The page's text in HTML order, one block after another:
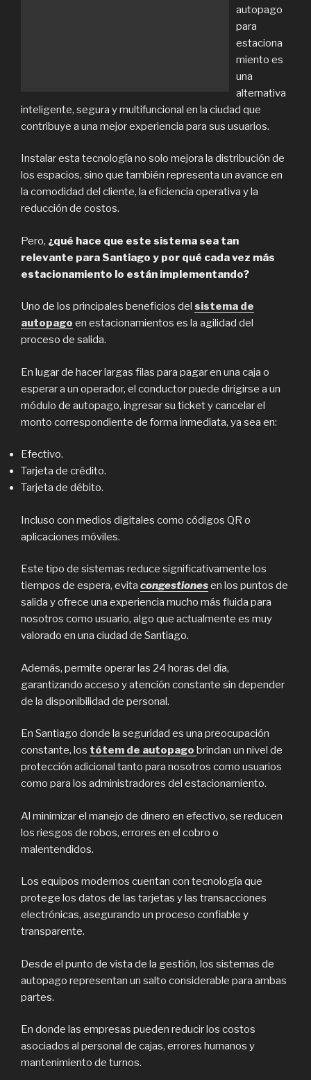
autopago
para
estaciona
miento es
una
alternativa
inteligente, segura y multifuncional en la ciudad que
contribuye a una mejor experiencia para sus usuarios.
Instalar esta tecnología no solo mejora la distribución de
los espacios, sino que también representa un avance en
la comodidad del cliente, la eficiencia operativa y la
reducción de costos.
Pero, ¿qué hace que este sistema sea tan
relevante para Santiago y por qué cada vez más
estacionamiento lo están implementando?
Uno de los principales beneficios del sistema de
autopago en estacionamientos es la agilidad del
proceso de salida.
En lugar de hacer largas filas para pagar en una caja o
esperar a un operador, el conductor puede dirigirse a un
módulo de autopago, ingresar su ticket y cancelar el
monto correspondiente de forma inmediata, ya sea en:
Efectivo.
Tarjeta de crédito.
Tarjeta de débito.
Incluso con medios digitales como códigos QR o
aplicaciones móviles.
Este tipo de sistemas reduce significativamente los
tiempos de espera, evita congestionesen los puntos de
salida y ofrece una experiencia mucho más fluida para
nosotros como usuario, algo que actualmente es muy
valorado en una ciudad de Santiago.
Además, permite operar las 24 horas del día,
garantizando acceso y atención constante sin depender
de la disponibilidad de personal.
En Santiago donde la seguridad es una preocupación
constante, los tótem de autopago brindan un nivel de
protección adicional tanto para nosotros como usuarios
como para los administradores del estacionamiento.
Al minimizar el manejo de dinero en efectivo, se reducen
los riesgos de robos, errores en el cobro o
malentendidos.
Los equipos modernos cuentan con tecnología que
protege los datos de las tarjetas y las transacciones
electrónicas, asegurando un proceso confiable y
transparente.
Desde el punto de vista de la gestión, los sistemas de
autopago representan un salto considerable para ambas
partes.
En donde las empresas pueden reducir los costos
asociados al personal de cajas, errores humanos y
mantenimiento de turnos.